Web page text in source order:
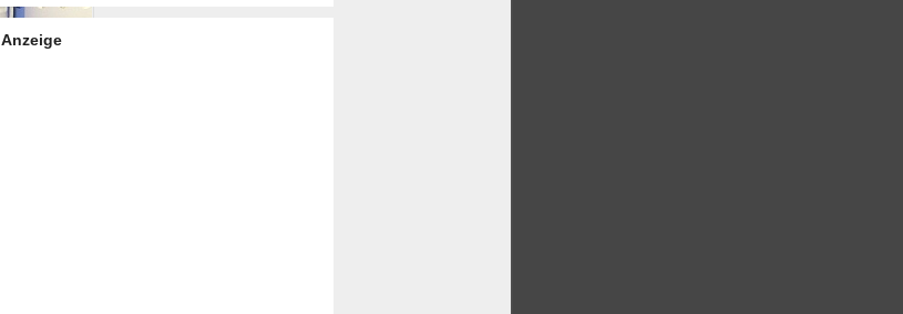
Anzeige